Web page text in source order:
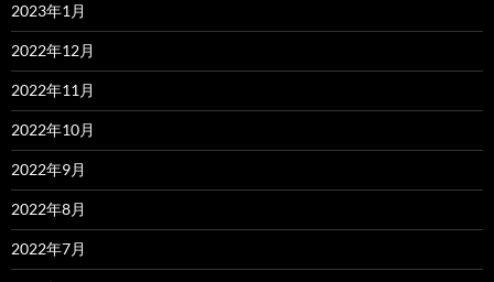
2023年1月
2022年12月
2022年11月
2022年10月
2022年9月
2022年8月
2022年7月